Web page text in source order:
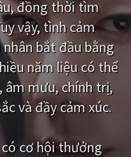
đồng thời tìm
vậy, tình cảm
bắt đầu bằng
năm liệu có thể
âm mưu, chính trị,
và đầy cảm xúc.
cơ hội thưởng